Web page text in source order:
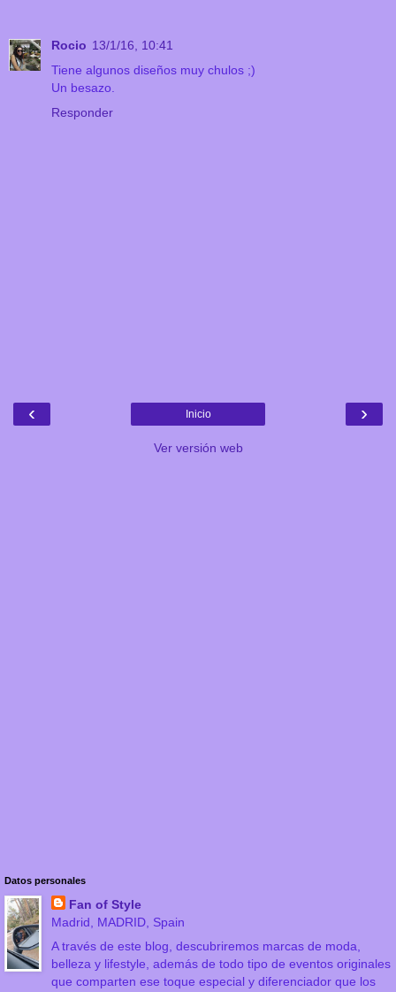
Rocio 13/1/16, 10:41
Tiene algunos diseños muy chulos ;)
Un besazo.
Responder
‹ ›
Inicio
Ver versión web
Datos personales
Fan of Style
Madrid, MADRID, Spain
A través de este blog, descubriremos marcas de moda,
belleza y lifestyle, además de todo tipo de eventos originales
que comparten ese toque especial y diferenciador que los